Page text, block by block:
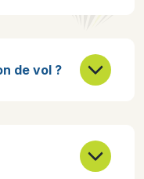
de vol ?